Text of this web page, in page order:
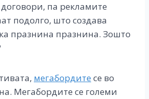
па рекламите
подолго, што создава
празнина празнина. Зошто
мегабордите се во
Мегабордите се големи